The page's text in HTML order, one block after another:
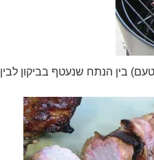
בין הנתח שנעטף בביקון לבין